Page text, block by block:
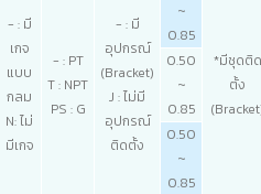
- : มี
เกจ
แบบ
กลม
N: ไม่
มีเกจ
- : PT
T : NPT
PS : G
- : มี
อุปกรณ์
(Bracket)
J : ไม่มี
อุปกรณ์
ติดตั้ง
*มีชุดติด
ตั้ง
~
0.85
0.50
~
0.85
0.50
~
0.85